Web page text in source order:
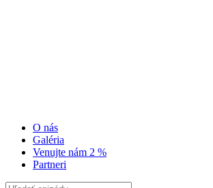
O nás
Galéria
Venujte nám 2 %
Partneri